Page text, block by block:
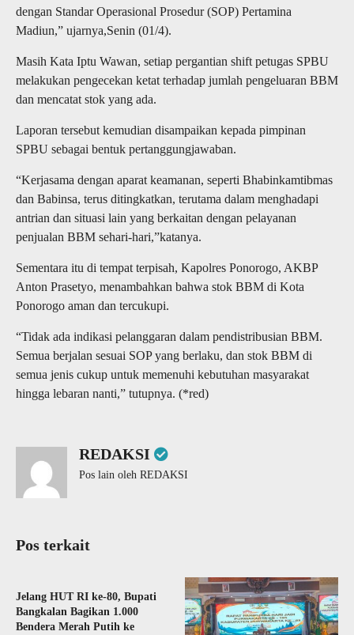
dengan Standar Operasional Prosedur (SOP) Pertamina
Madiun,” ujarnya,Senin (01/4).
Masih Kata Iptu Wawan, setiap pergantian shift petugas SPBU
melakukan pengecekan ketat terhadap jumlah pengeluaran BBM
dan mencatat stok yang ada.
Laporan tersebut kemudian disampaikan kepada pimpinan
SPBU sebagai bentuk pertanggungjawaban.
“Kerjasama dengan aparat keamanan, seperti Bhabinkamtibmas
dan Babinsa, terus ditingkatkan, terutama dalam menghadapi
antrian dan situasi lain yang berkaitan dengan pelayanan
penjualan BBM sehari-hari,”katanya.
Sementara itu di tempat terpisah, Kapolres Ponorogo, AKBP
Anton Prasetyo, menambahkan bahwa stok BBM di Kota
Ponorogo aman dan tercukupi.
“Tidak ada indikasi pelanggaran dalam pendistribusian BBM.
Semua berjalan sesuai SOP yang berlaku, dan stok BBM di
semua jenis cukup untuk memenuhi kebutuhan masyarakat
hingga lebaran nanti,” tutupnya. (*red)
REDAKSI
Pos lain oleh REDAKSI
Pos terkait
Jelang HUT RI ke-80, Bupati
Bangkalan Bagikan 1.000
Bendera Merah Putih ke